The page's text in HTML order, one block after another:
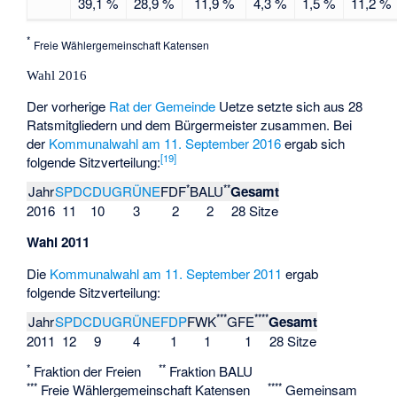
* Freie Wählergemeinschaft Katensen
Wahl 2016
Der vorherige Rat der Gemeinde Uetze setzte sich aus 28
Ratsmitgliedern und dem Bürgermeister zusammen. Bei
der Kommunalwahl am 11. September 2016ergab sich
folgende Sitzverteilung:[19]
JahrSPDCDUGRÜNEFDF*BALU**Gesamt
2016 11 10 3 2 2 28 Sitze
Wahl 2011
Die Kommunalwahl am 11. September 2011 ergab
folgende Sitzverteilung:
JahrSPDCDUGRÜNEFDPFWK***GFE****Gesamt
2011 12 9 4 1 1 1 28 Sitze
* Fraktion der Freien** Fraktion BALU
*** Freie Wählergemeinschaft Katensen**** Gemeinsam